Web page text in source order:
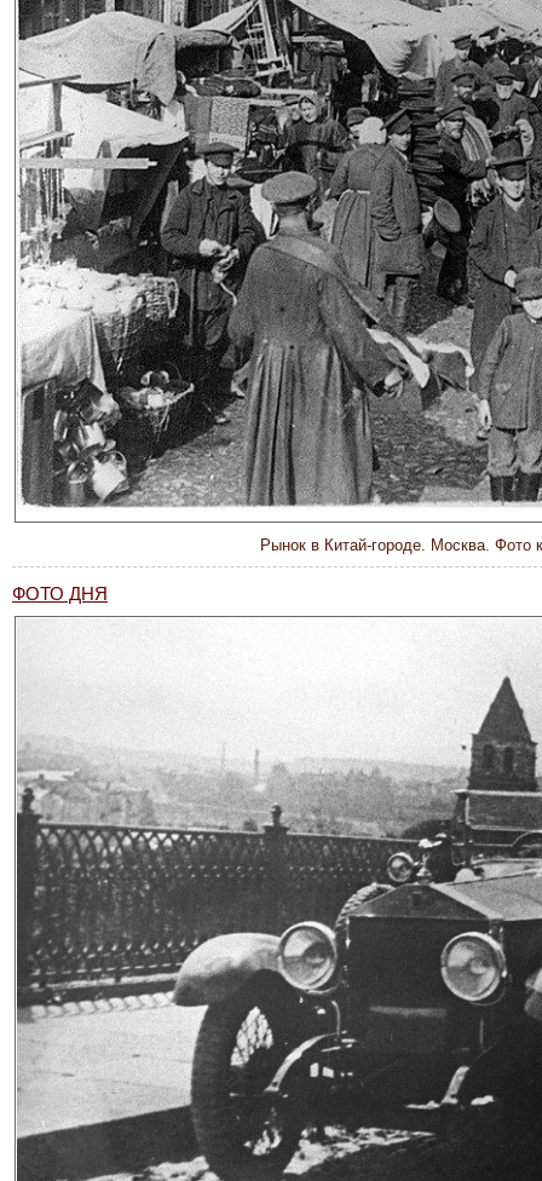
Рынок в Китай-городе. Москва. Фото
ФОТО ДНЯ